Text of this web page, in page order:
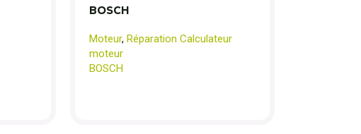
BOSCH
Moteur, Réparation Calculateur
moteur
BOSCH